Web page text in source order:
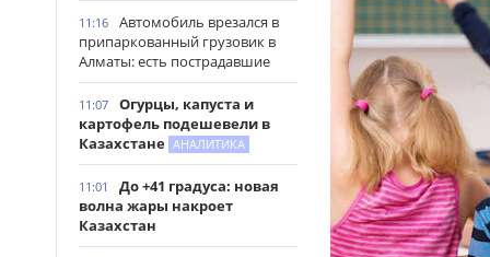
11:16
Автомобиль врезался в
припаркованный грузовик в
Алматы: есть пострадавшие
11:07
Огурцы, капуста и
картофель подешевели в
Казахстане АНАЛИТИКА
11:01
До +41 градуса: новая
волна жары накроет
Казахстан